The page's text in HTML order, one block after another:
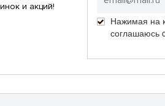
и акций!
Нажимая на
соглашаюсь